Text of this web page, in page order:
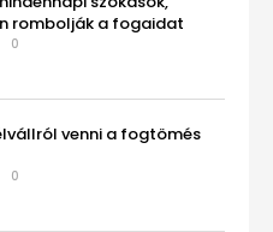
rombolják a fogaidat
0
venni a fogtömés
0